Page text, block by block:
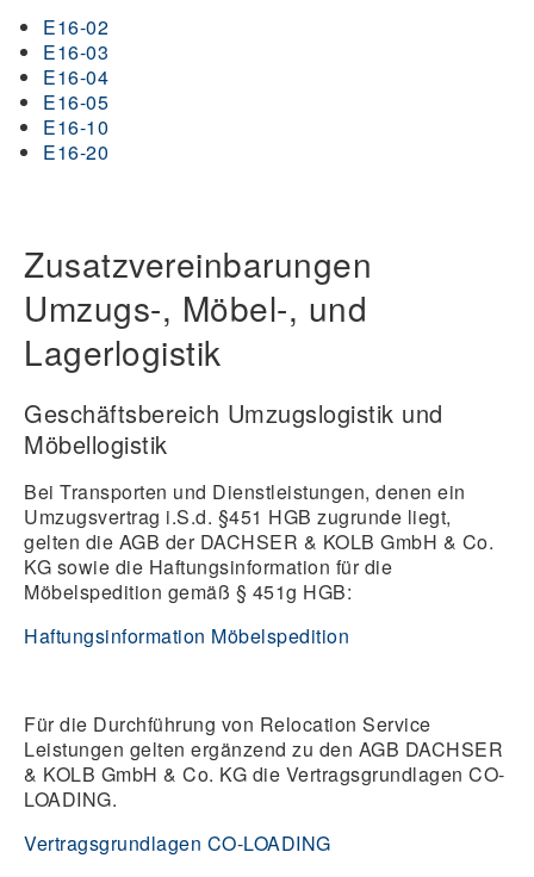
E16-02
E16-03
E16-04
E16-05
E16-10
E16-20
Zusatzvereinbarungen
Umzugs-, Möbel-, und
Lagerlogistik
Geschäftsbereich Umzugslogistik und
Möbellogistik
Bei Transporten und Dienstleistungen, denen ein
Umzugsvertrag i.S.d. §451 HGB zugrunde liegt,
gelten die AGB der DACHSER & KOLB GmbH & Co.
KG sowie die Haftungsinformation für die
Möbelspedition gemäß § 451g HGB:
Haftungsinformation Möbelspedition
Für die Durchführung von Relocation Service
Leistungen gelten ergänzend zu den AGB DACHSER
& KOLB GmbH & Co. KG die Vertragsgrundlagen CO-
LOADING.
Vertragsgrundlagen CO-LOADING